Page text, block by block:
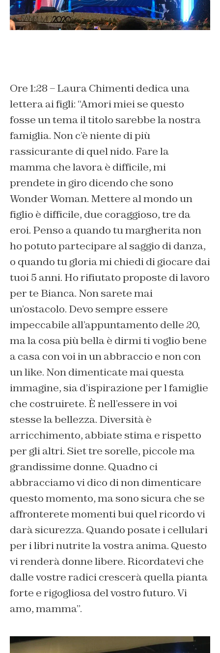
Ore 1:28 – Laura Chimenti dedica una
lettera ai figli: “Amori miei se questo
fosse un tema il titolo sarebbe la nostra
famiglia. Non c’è niente di più
rassicurante di quel nido. Fare la
mamma che lavora è difficile, mi
prendete in giro dicendo che sono
Wonder Woman. Mettere al mondo un
figlio è difficile, due coraggioso, tre da
eroi. Penso a quando tu margherita non
ho potuto partecipare al saggio di danza,
o quando tu gloria mi chiedi di giocare dai
tuoi 5 anni. Ho rifiutato proposte di lavoro
per te Bianca. Non sarete mai
un’ostacolo. Devo sempre essere
impeccabile all’appuntamento delle 20,
ma la cosa più bella è dirmi ti voglio bene
a casa con voi in un abbraccio e non con
un like. Non dimenticate mai questa
immagine, sia d’ispirazione per l famiglie
che costruirete. È nell’essere in voi
stesse la bellezza. Diversità è
arricchimento, abbiate stima e rispetto
per gli altri. Siet tre sorelle, piccole ma
grandissime donne. Quadno ci
abbracciamo vi dico di non dimenticare
questo momento, ma sono sicura che se
affronterete momenti bui quel ricordo vi
darà sicurezza. Quando posate i cellulari
per i libri nutrite la vostra anima. Questo
vi renderà donne libere. Ricordatevi che
dalle vostre radici crescerà quella pianta
forte e rigogliosa del vostro futuro. Vi
amo, mamma”.